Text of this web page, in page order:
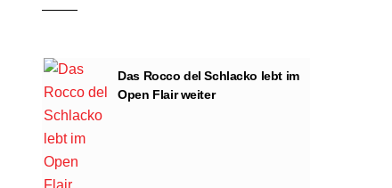
Das Rocco del Schlacko lebt im
Open Flair weiter